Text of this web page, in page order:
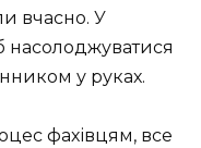
вчасно. У
насолоджуватися
у руках.
фахівцям, все